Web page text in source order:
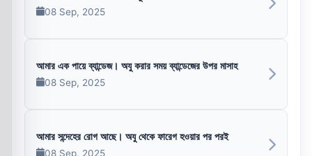
08 Sep, 2025
আমার এক পায়ে ব্যান্ডেজ। অযু করার সময় ব্যান্ডেজের উপর মাসাহ
08 Sep, 2025
আমার সন্দেহের রোগ আছে। অযু থেকে ফারেগ হওয়ার পর পরই
08 Sep, 2025